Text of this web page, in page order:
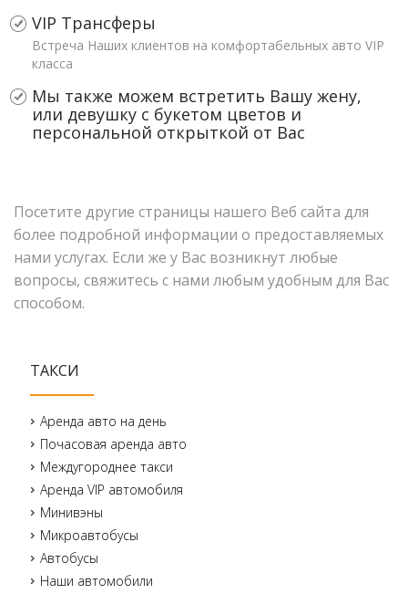
VIP Трансферы
Встреча Наших клиентов на комфортабельных авто VIP
класса
Мы также можем встретить Вашу жену,
или девушку с букетом цветов и
персональной открыткой от Вас
Посетите другие страницы нашего Веб сайта для
более подробной информации о предоставляемых
нами услугах. Если же у Вас возникнут любые
вопросы, свяжитесь с нами любым удобным для Вас
способом.
ТАКСИ
Аренда авто на день
Почасовая аренда авто
Междугороднее такси
Аренда VIP автомобиля
Минивэны
Микроавтобусы
Автобусы
Наши автомобили